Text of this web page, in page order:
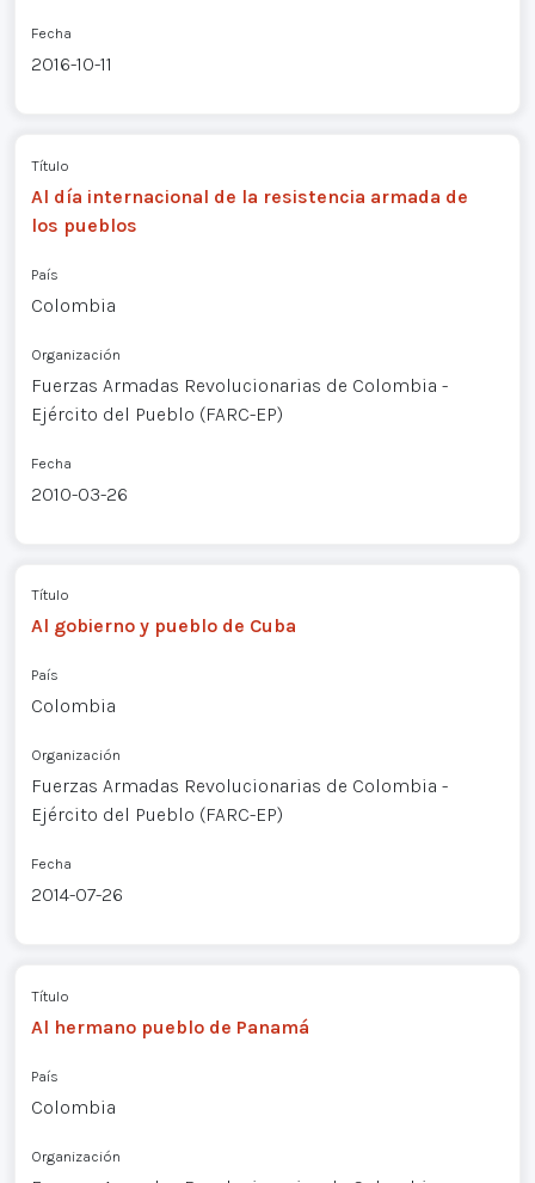
Fecha
2016-10-11
Título
Al día internacional de la resistencia armada de
los pueblos
País
Colombia
Organización
Fuerzas Armadas Revolucionarias de Colombia -
Ejército del Pueblo (FARC-EP)
Fecha
2010-03-26
Título
Al gobierno y pueblo de Cuba
País
Colombia
Organización
Fuerzas Armadas Revolucionarias de Colombia -
Ejército del Pueblo (FARC-EP)
Fecha
2014-07-26
Título
Al hermano pueblo de Panamá
País
Colombia
Organización